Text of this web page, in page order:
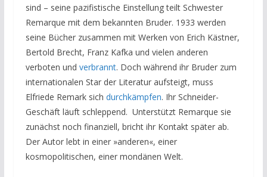
sind – seine pazifistische Einstellung teilt Schwester
Remarque mit dem bekannten Bruder. 1933 werden
seine Bücher zusammen mit Werken von Erich Kästner,
Bertold Brecht, Franz Kafka und vielen anderen
verboten und verbrannt. Doch während ihr Bruder zum
internationalen Star der Literatur aufsteigt, muss
Elfriede Remark sich durchkämpfen. Ihr Schneider-
Geschäft läuft schleppend. Unterstützt Remarque sie
zunächst noch finanziell, bricht ihr Kontakt später ab.
Der Autor lebt in einer »anderen«, einer
kosmopolitischen, einer mondänen Welt.